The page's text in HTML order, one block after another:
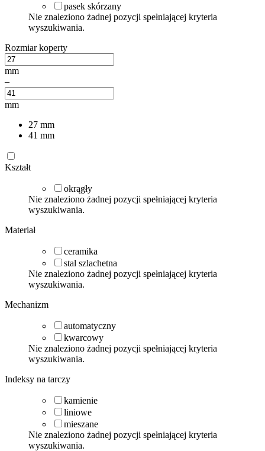
pasek skórzany
Nie znaleziono żadnej pozycji spełniającej kryteria
wyszukiwania.
Rozmiar koperty
mm
–
mm
27 mm
41 mm
Kształt
okrągły
Nie znaleziono żadnej pozycji spełniającej kryteria
wyszukiwania.
Materiał
ceramika
stal szlachetna
Nie znaleziono żadnej pozycji spełniającej kryteria
wyszukiwania.
Mechanizm
automatyczny
kwarcowy
Nie znaleziono żadnej pozycji spełniającej kryteria
wyszukiwania.
Indeksy na tarczy
kamienie
liniowe
mieszane
Nie znaleziono żadnej pozycji spełniającej kryteria
wyszukiwania.